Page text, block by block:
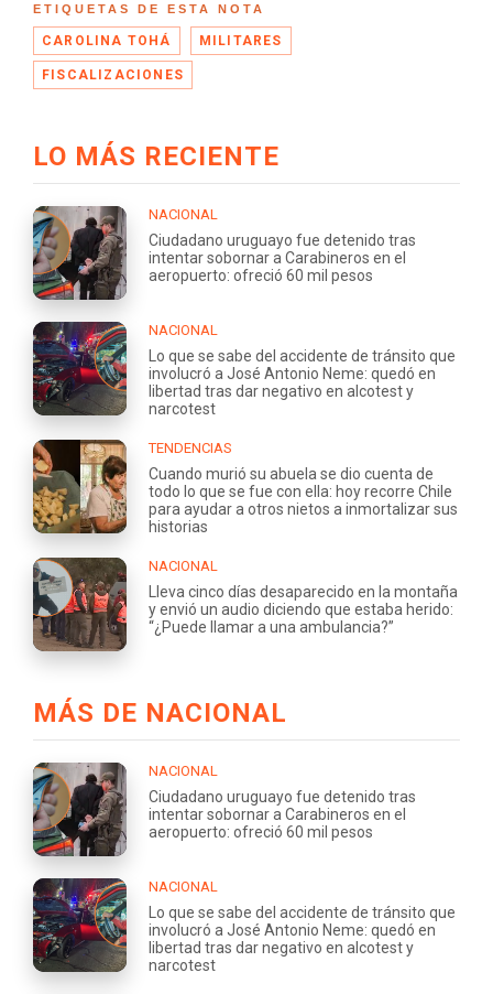
ETIQUETAS DE ESTA NOTA
CAROLINA TOHÁ MILITARES
FISCALIZACIONES
LO MÁS RECIENTE
NACIONAL
Ciudadano uruguayo fue detenido tras
intentar sobornar a Carabineros en el
aeropuerto: ofreció 60 mil pesos
NACIONAL
Lo que se sabe del accidente de tránsito que
involucró a José Antonio Neme: quedó en
libertad tras dar negativo en alcotest y
narcotest
TENDENCIAS
Cuando murió su abuela se dio cuenta de
todo lo que se fue con ella: hoy recorre Chile
para ayudar a otros nietos a inmortalizar sus
historias
NACIONAL
Lleva cinco días desaparecido en la montaña
y envió un audio diciendo que estaba herido:
“¿Puede llamar a una ambulancia?”
MÁS DE NACIONAL
NACIONAL
Ciudadano uruguayo fue detenido tras
intentar sobornar a Carabineros en el
aeropuerto: ofreció 60 mil pesos
NACIONAL
Lo que se sabe del accidente de tránsito que
involucró a José Antonio Neme: quedó en
libertad tras dar negativo en alcotest y
narcotest